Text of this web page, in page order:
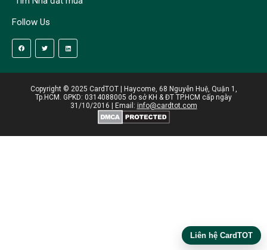
Follow Us
Copyright © 2025 CardTOT | Haycome, 68 Nguyễn Huệ, Quận 1,
Tp.HCM. GPKD: 0314088005 do sở KH & ĐT TP.HCM cấp ngày
31/10/2016 | Email: info@cardtot.com
Liên hệ CardTOT